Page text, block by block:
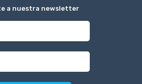
a nuestra newsletter